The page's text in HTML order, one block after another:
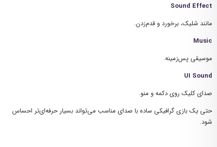
Sound Effect
مانند شلیک، برخورد و قدم‌زدن.
Music
موسیقی پس‌زمینه.
UI Sound
صدای کلیک روی دکمه و منو.
حتی یک بازی گرافیکی ساده با صدای مناسب می‌تواند بسیار حرفه‌ای‌تر احساس
شود.